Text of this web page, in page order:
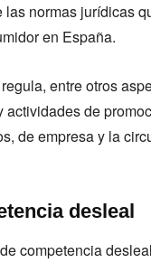
las normas jurídicas
en España.
entre otros
actividades de
de empresa y la
desleal
competencia